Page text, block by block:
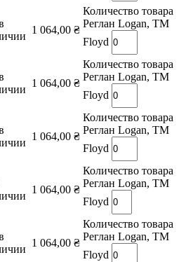
1 064,00 ₴
Количество товара
Реглан Logan, TM
Floyd
1 064,00 ₴
Количество товара
Реглан Logan, TM
Floyd
1 064,00 ₴
Количество товара
Реглан Logan, TM
Floyd
1 064,00 ₴
Количество товара
Реглан Logan, TM
Floyd
1 064,00 ₴
Количество товара
Реглан Logan, TM
Floyd